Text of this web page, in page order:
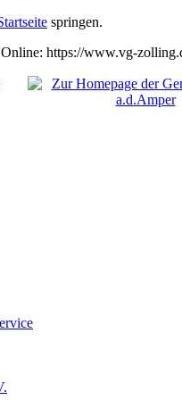
springen.
Online: https://www.vg-